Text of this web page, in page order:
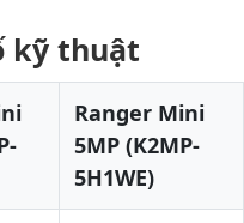
kỹ thuật
Ranger Mini
5MP (K2MP-
5H1WE)